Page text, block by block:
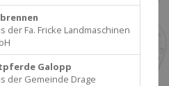
der Fa. Fricke Landmaschinen
Galopp
der Gemeinde Drage